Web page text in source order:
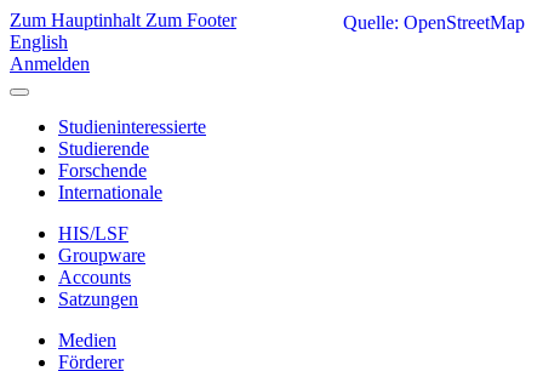
Zum Hauptinhalt Zum Footer
English
Anmelden
Studieninteressierte
Studierende
Forschende
Internationale
HIS/LSF
Groupware
Accounts
Satzungen
Medien
Förderer
Quelle: OpenStreetMap